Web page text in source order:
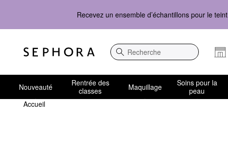
Recevez un ensemble d’échantillons pour le teint
Recherche
Nouveauté
Rentrée des
classes
Maquillage
Soins pour la
peau
Accueil